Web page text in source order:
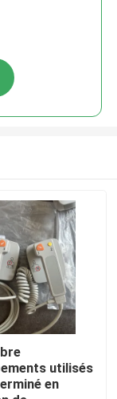
utilisés
en